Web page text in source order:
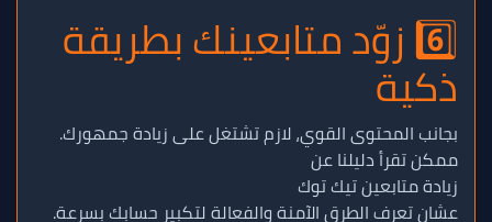
6️⃣ زوّد متابعينك بطريقة
ذكية
بجانب المحتوى القوي، لازم تشتغل على زيادة جمهورك.
ممكن تقرأ دليلنا عن
زيادة متابعين تيك توك
عشان تعرف الطرق الآمنة والفعالة لتكبير حسابك بسرعة.